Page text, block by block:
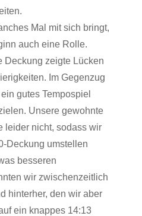
Mal mit sich bringt,
auch eine Rolle.
Deckung zeigte Lücken
Im Gegenzug
gutes Tempospiel
Unsere gewohnte
leider nicht, sodass wir
Deckung umstellen
besseren
wir zwischenzeitlich
hinterher, den wir aber
ein knappes 14:13